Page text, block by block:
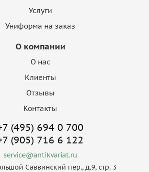
Услуги
Униформа на заказ
О компании
О нас
Клиенты
Отзывы
Контакты
(495) 694 0 700
(905) 716 6 122
service@antikvariat.ru
Саввинский пер., д.9, стр. 3